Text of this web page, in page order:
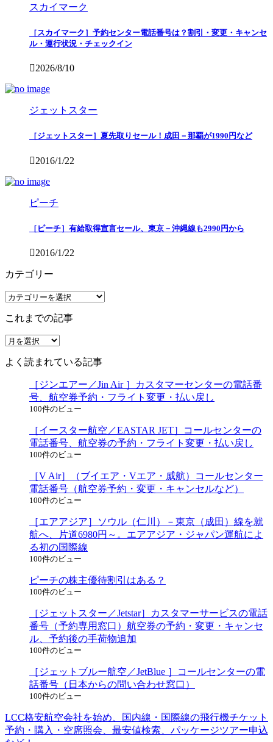
スカイマーク
［スカイマーク］予約センター電話番号は？割引・変更・キャンセ
ル・運行状況・チェックイン
2026/8/10
ジェットスター
［ジェットスター］夏先取りセール！成田－那覇が1990円など
2016/1/22
ピーチ
［ピーチ］有給取得宣言セール、東京－沖縄線も2990円から
2016/1/22
カテゴリー
カ
ゴ
リ
ー
これまでの記事
こ
ま
よく読まれている記事
［ジンエアー／Jin Air ］カスタマーセンターの電話番
号、航空券予約・フライト変更・払い戻し
100件のビュー
［イースター航空／EASTAR JET］コールセンターの
電話番号、航空券の予約・フライト変更・払い戻し
100件のビュー
［V Air］（ブイエア・Vエア・威航）コールセンター
電話番号（航空券予約・変更・キャンセルなど）
100件のビュー
［エアアジア］ソウル（仁川）－東京（成田）線を就
航へ、片道6980円～。エアアジア・ジャパン運航によ
る初の国際線
100件のビュー
ピーチの株主優待割引はある？
100件のビュー
［ジェットスター／Jetstar］カスタマーサービスの電話
番号（予約専用窓口）航空券の予約・変更・キャンセ
ル、予約後の手荷物追加
100件のビュー
［ジェットブルー航空／JetBlue ］コールセンターの電
話番号（日本からの問い合わせ窓口）
100件のビュー
LCC格安航空会社を始め、国内線・国際線の飛行機チケット
予約・購入・空席照会、最安値検索、パッケージツアー申込